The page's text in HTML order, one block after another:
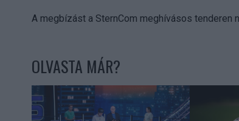
A megbízást a SternCom meghívásos tenderen
OLVASTA MÁR?